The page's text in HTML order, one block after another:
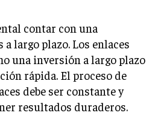
contar con una
a largo plazo. Los enlaces
una inversión a largo plazo
rápida. El proceso de
debe ser constante y
resultados duraderos.